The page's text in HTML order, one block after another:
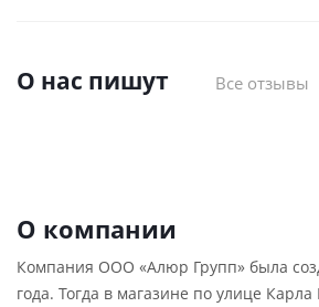
О нас пишут Все отзывы
О компании
Компания ООО «Алюр Групп» была
года. Тогда в магазине по улице